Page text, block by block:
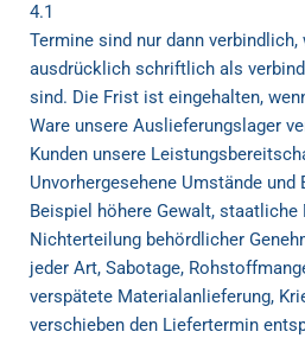
4.1
Termine sind nur dann verbindlich,
ausdrücklich schriftlich als
sind. Die Frist ist eingehalten,
Ware unsere Auslieferungslager
Kunden unsere
Unvorhergesehene Umstände und
Beispiel höhere Gewalt, staatliche
Nichterteilung behördlicher
jeder Art, Sabotage,
verspätete Materialanlieferung,
verschieben den Liefertermin